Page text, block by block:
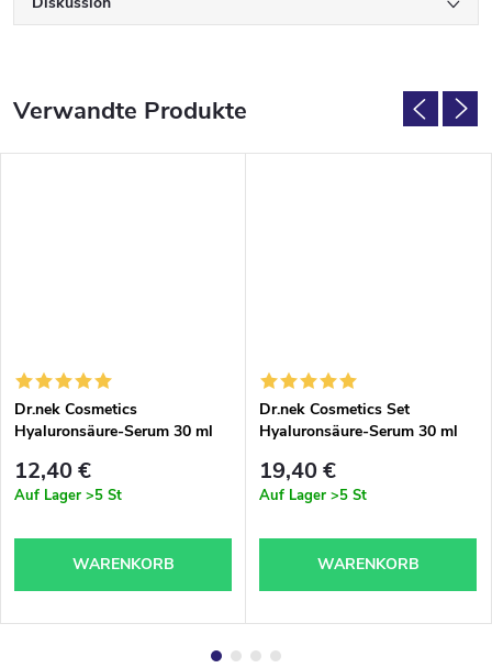
Verwandte Produkte
Dr.nek Cosmetics
Hyaluronsäure-Serum 30 ml
12,40 €
Auf Lager >5 St
WARENKORB
Dr.nek Cosmetics Set
Hyaluronsäure-Serum 30 ml
19,40 €
Auf Lager >5 St
WARENKORB